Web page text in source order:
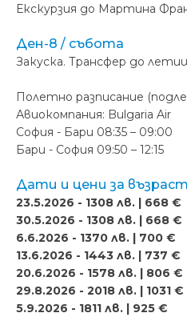
Екскурзия до Мартина
Ден-8 / събота
Закуска. Трансфер до
Полетно разписание
Авиокомпания: Bulgaria Air
София - Бари 08:35 – 09:00
Бари - София 09:50 – 12:15
Дати и цени за
23.5.2026 - 1308 лв. | 668 €
30.5.2026 - 1308 лв. | 668 €
6.6.2026 - 1370 лв. | 700 €
13.6.2026 - 1443 лв. | 737 €
20.6.2026 - 1578 лв. | 806 €
29.8.2026 - 2018 лв. | 1031 €
5.9.2026 - 1811 лв. | 925 €